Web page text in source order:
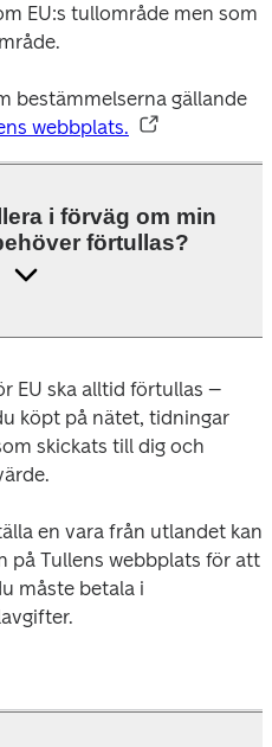
EU:s tullområde men som
bestämmelserna gällande
webbplats.
i förväg om min
förtullas?
EU ska alltid förtullas –
köpt på nätet, tidningar
skickats till dig och
en vara från utlandet kan
på Tullens webbplats för att
måste betala i